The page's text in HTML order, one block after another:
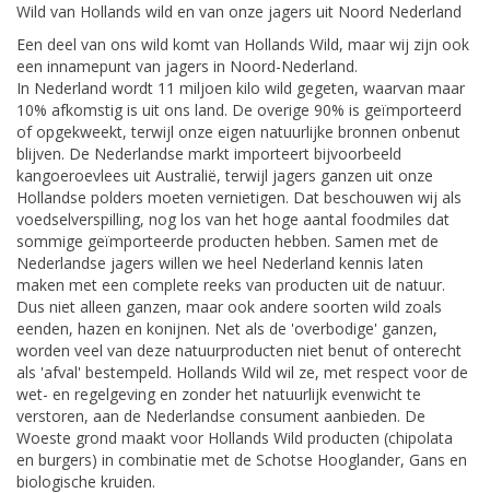
Wild van Hollands wild en van onze jagers uit Noord Nederland
Een deel van ons wild komt van Hollands Wild, maar wij zijn ook
een innamepunt van jagers in Noord-Nederland.
In Nederland wordt 11 miljoen kilo wild gegeten, waarvan maar
10% afkomstig is uit ons land. De overige 90% is geïmporteerd
of opgekweekt, terwijl onze eigen natuurlijke bronnen onbenut
blijven. De Nederlandse markt importeert bijvoorbeeld
kangoeroevlees uit Australië, terwijl jagers ganzen uit onze
Hollandse polders moeten vernietigen. Dat beschouwen wij als
voedselverspilling, nog los van het hoge aantal foodmiles dat
sommige geïmporteerde producten hebben. Samen met de
Nederlandse jagers willen we heel Nederland kennis laten
maken met een complete reeks van producten uit de natuur.
Dus niet alleen ganzen, maar ook andere soorten wild zoals
eenden, hazen en konijnen. Net als de 'overbodige' ganzen,
worden veel van deze natuurproducten niet benut of onterecht
als 'afval' bestempeld. Hollands Wild wil ze, met respect voor de
wet- en regelgeving en zonder het natuurlijk evenwicht te
verstoren, aan de Nederlandse consument aanbieden. De
Woeste grond maakt voor Hollands Wild producten (chipolata
en burgers) in combinatie met de Schotse Hooglander, Gans en
biologische kruiden.